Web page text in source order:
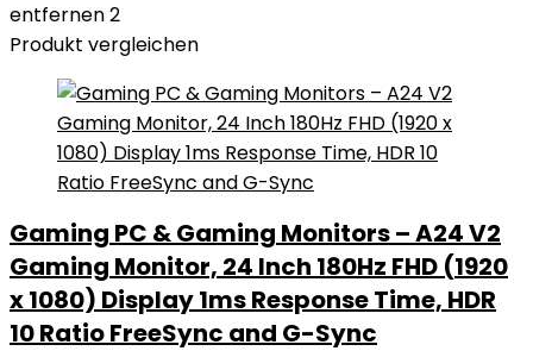
entfernen2
Produkt vergleichen
Gaming PC & Gaming Monitors – A24 V2
Gaming Monitor, 24 Inch 180Hz FHD (1920
x 1080) Display 1ms Response Time, HDR
10 Ratio FreeSync and G-Sync